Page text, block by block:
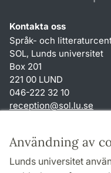
Användning av
Lunds universitet
Kontakta oss
Språk- och
SOL, Lunds universitet
Box 201
221 00 LUND
046-222 32 10
reception@sol.lu.se
Genvägar
Om webbplatsen och
Behandling av